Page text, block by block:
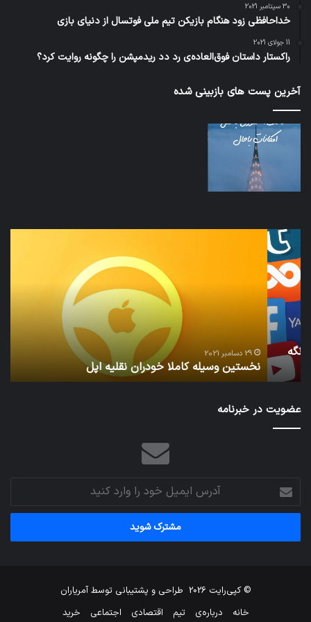
30 سپتامبر 2021
خداحافظی زود هنگام بازیکن تیم ملی فوتسال از دنیای بازی
11 جولای 2021
راکستار داستان فوق‌العاده‌ی رد دد ریدمپشن را چگونه روایت کرد؟
آخرین پست های بازبینی شده
نخستین
وسیله
کاملا
خودران
نقلیه
29 دسامبر 2021
نخستین وسیله کاملا خودران نقلیه اپل
عضویت در خبرنامه
آدرس
ایمیل
خود
وارد
© کپی‌رایت 2026 طراحی و پشتیبانی توسطآمریاران
خانه
درباره‌ی تیم اقتصادی اجتماعی خرید